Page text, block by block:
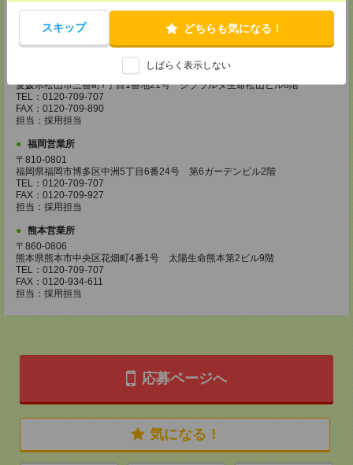
スキップ どちらも気になる！
しばらく表示しない
TEL：0120-709-707
FAX：0120-934-504
担当：採用担当
愛媛県松山市三番町7丁目1番地21号 ジブラルタ生命松山ビル8階
TEL：0120-709-707
FAX：0120-709-890
担当：採用担当
福岡営業所
〒810-0801
福岡県福岡市博多区中洲5丁目6番24号 第6ガーデンビル2階
TEL：0120-709-707
FAX：0120-709-927
担当：採用担当
熊本営業所
〒860-0806
熊本県熊本市中央区花畑町4番1号 太陽生命熊本第2ビル9階
TEL：0120-709-707
FAX：0120-934-611
担当：採用担当
応募ページへ
気になる！